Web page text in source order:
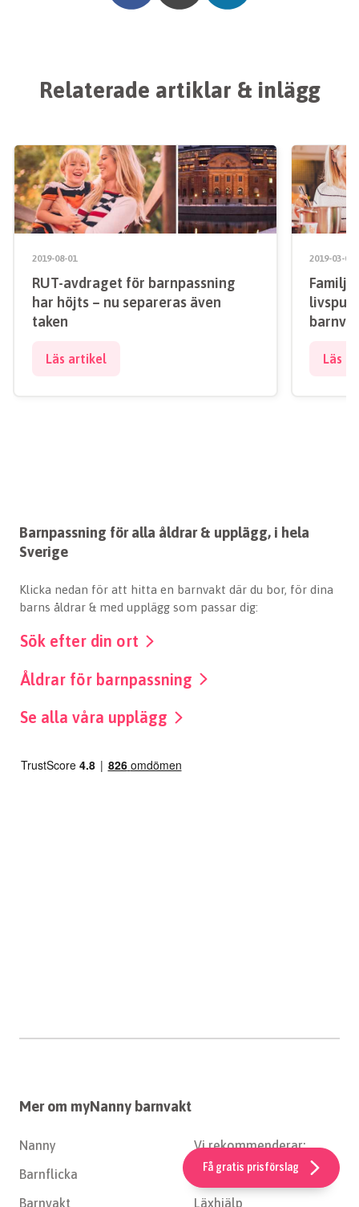
Relaterade artiklar & inlägg
2019-08-01
RUT-avdraget för barnpassning
har höjts – nu separeras även
taken
Läs artikel
2019-03-01
Läs
Få gratis prisförslag
Mer om myNanny barnvakt
Nanny
Barnflicka
Barnvakt
Vi rekommenderar:
Hitta nanny
Läxhjälp
Barnpassning för alla åldrar & upplägg, i hela
Sverige
Klicka nedan för att hitta en barnvakt där du bor, för dina
barns åldrar & med upplägg som passar dig:
Sök efter din ort
Åldrar för barnpassning
Se alla våra upplägg